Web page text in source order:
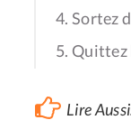
4. Sortez
5. Quittez
Lire